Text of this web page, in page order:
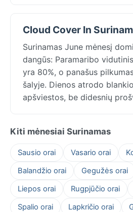
Cloud Cover In
Surinamas June mėnesį
dangūs: Paramaribo
yra 80%, o panašus
šalyje. Dienos atrodo
apšviestos, be didesnių
Kiti mėnesiai Surinamas
Sausio orai Vasario orai
Balandžio orai
Gegužės orai
Liepos orai
Rugpjūčio orai
Spalio orai
Lapkričio orai